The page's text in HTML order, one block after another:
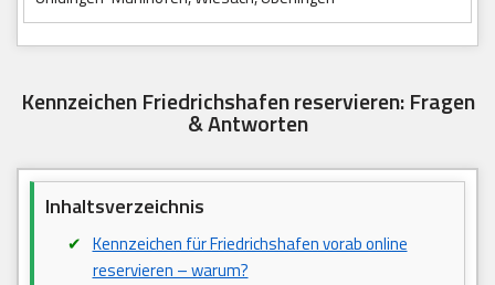
Kennzeichen Friedrichshafen reservieren: Fragen
& Antworten
Inhaltsverzeichnis
Kennzeichen für Friedrichshafen vorab online
reservieren – warum?